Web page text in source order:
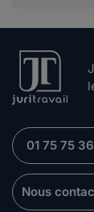
01 75 75
Nous